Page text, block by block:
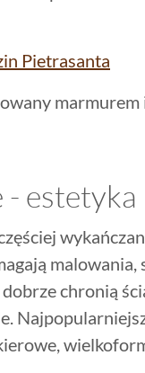
Pietrasanta
-
dobrze chronią